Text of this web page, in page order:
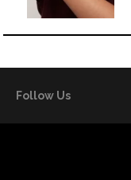
Follow Us